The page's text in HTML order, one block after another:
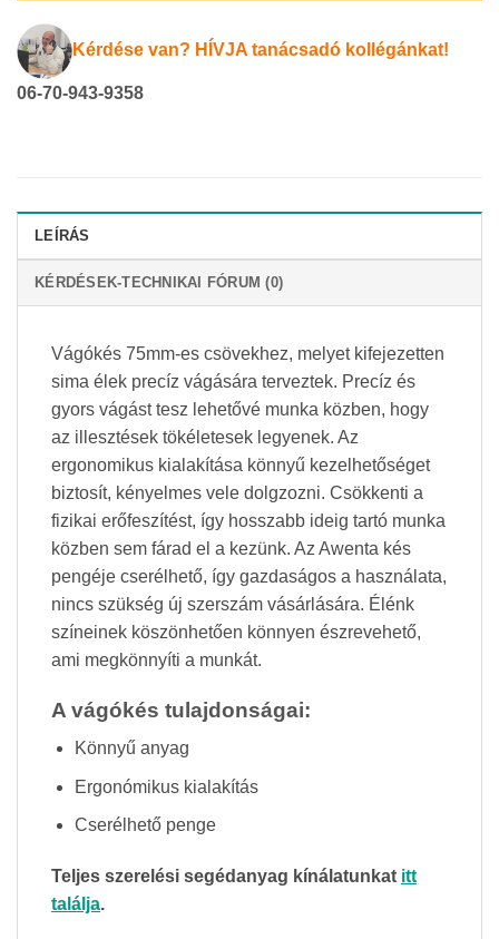
Kérdése van? HÍVJA tanácsadó kollégánkat!
06-70-943-9358
LEÍRÁS
KÉRDÉSEK-TECHNIKAI FÓRUM (0)
Vágókés 75mm-es csövekhez, melyet kifejezetten
sima élek precíz vágására terveztek. Precíz és
gyors vágást tesz lehetővé munka közben, hogy
az illesztések tökéletesek legyenek. Az
ergonomikus kialakítása könnyű kezelhetőséget
biztosít, kényelmes vele dolgzozni. Csökkenti a
fizikai erőfeszítést, így hosszabb ideig tartó munka
közben sem fárad el a kezünk. Az Awenta kés
pengéje cserélhető, így gazdaságos a használata,
nincs szükség új szerszám vásárlására. Élénk
színeinek köszönhetően könnyen észrevehető,
ami megkönnyíti a munkát.
A vágókés tulajdonságai:
Könnyű anyag
Ergonómikus kialakítás
Cserélhető penge
Teljes szerelési segédanyag kínálatunkat itt
találja.